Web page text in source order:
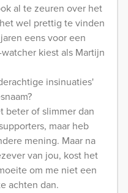
al te zeuren over het
wel prettig te vinden
eens voor een
kiest als Martijn
insinuaties'
beter of slimmer dan
maar heb
mening. Maar na
van jou, kost het
om me niet een
achten dan.